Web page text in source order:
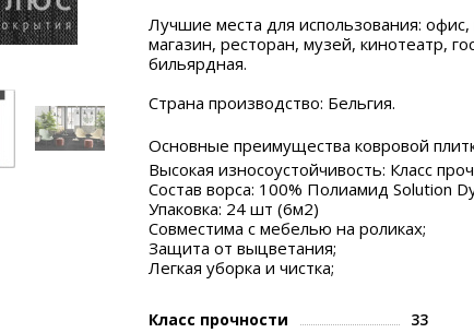
Лучшие места для использования: офис,
магазин, ресторан, музей, кинотеатр,
бильярдная.
Страна производство: Бельгия.
Основные преимущества ковровой
Высокая износоустойчивость: Класс
Состав ворса: 100% Полиамид Solution
Упаковка: 24 шт (6м2)
Совместима с мебелью на роликах;
Защита от выцветания;
Легкая уборка и чистка;
Класс прочности
33